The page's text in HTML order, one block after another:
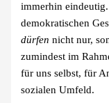
immerhin
demokratischen
dürfen nicht nur,
zumindest im
für uns selbst, für
sozialen Umfeld.